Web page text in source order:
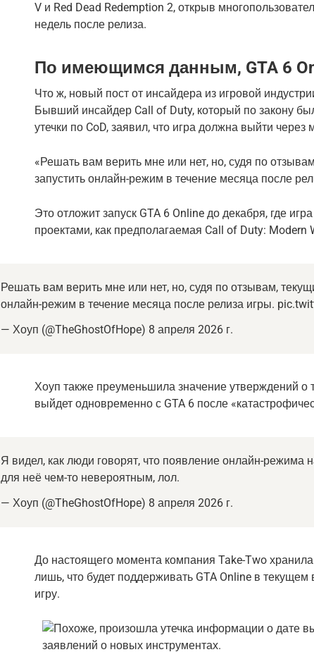
V и Red Dead Redemption 2, открыв
недель после релиза.
По имеющимся данным, GTA 6
Что ж, новый пост от инсайдера из игровой
Бывший инсайдер Call of Duty, который по закону
утечки по CoD, заявил, что игра должна выйти через
«Решать вам верить мне или нет, но, судя по
запустить онлайн-режим в течение месяца после
Это отложит запуск GTA 6 Online до декабря, где
проектами, как предполагаемая Call of Duty: Modern
Решать вам верить мне или нет, но, судя по отзывам,
онлайн-режим в течение месяца после релиза игры.
— Хоуп (@TheGhostOfHope) 8 апреля 2026 г.
Хоуп также преуменьшила значение утверждений о
выйдет одновременно с GTA 6 после
Я видел, как люди говорят, что появление онлайн-режима
для неё чем-то невероятным, лол.
— Хоуп (@TheGhostOfHope) 8 апреля 2026 г.
До настоящего момента компания Take-Two
лишь, что будет поддерживать GTA Online в текущем
игру.